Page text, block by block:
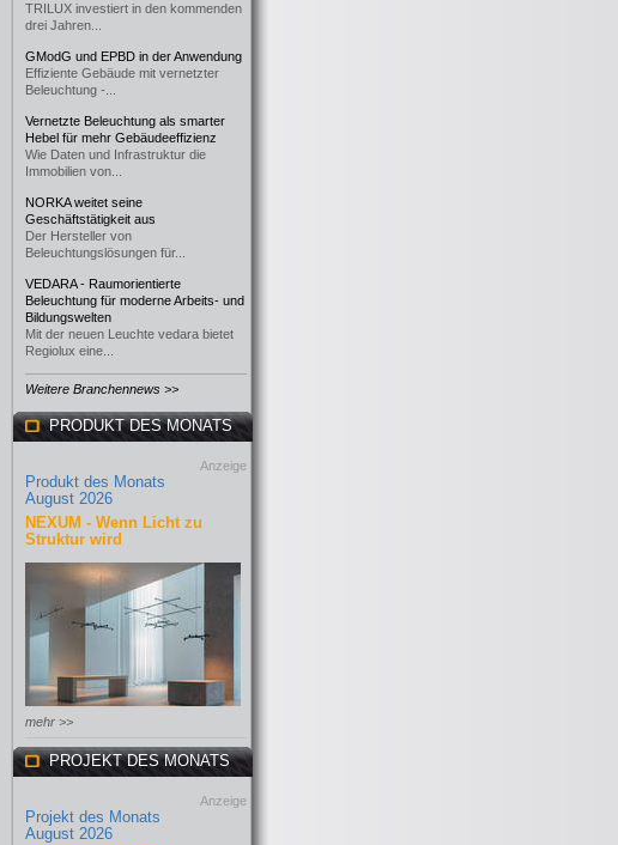
TRILUX investiert in den kommenden
drei Jahren...
GModG und EPBD in der Anwendung
Effiziente Gebäude mit vernetzter
Beleuchtung -...
Vernetzte Beleuchtung als smarter
Hebel für mehr Gebäudeeffizienz
Wie Daten und Infrastruktur die
Immobilien von...
NORKA weitet seine
Geschäftstätigkeit aus
Der Hersteller von
Beleuchtungslösungen für...
VEDARA - Raumorientierte
Beleuchtung für moderne Arbeits- und
Bildungswelten
Mit der neuen Leuchte vedara bietet
Regiolux eine...
Weitere Branchennews >>
PRODUKT DES MONATS
Anzeige
Produkt des Monats
August 2026
NEXUM - Wenn Licht zu
Struktur wird
mehr >>
PROJEKT DES MONATS
Anzeige
Projekt des Monats
August 2026